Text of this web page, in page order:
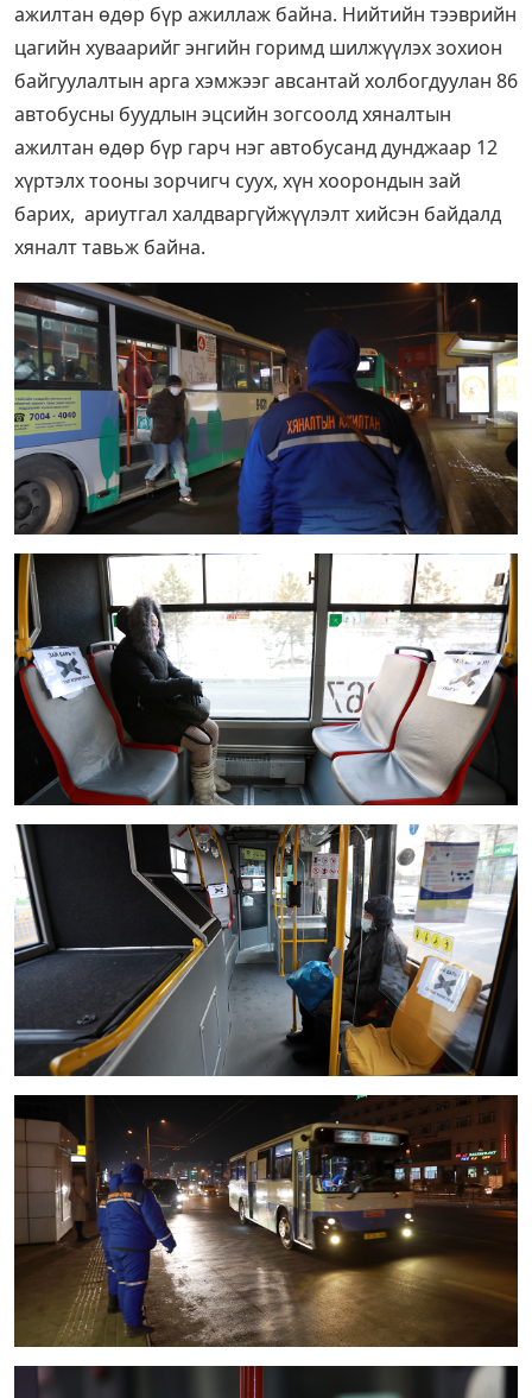
ажилтан өдөр бүр ажиллаж байна. Нийтийн тээврийн
цагийн хуваарийг энгийн горимд шилжүүлэх зохион
байгуулалтын арга хэмжээг авсантай холбогдуулан 86
автобусны буудлын эцсийн зогсоолд хяналтын
ажилтан өдөр бүр гарч нэг автобусанд дунджаар 12
хүртэлх тооны зорчигч суух, хүн хоорондын зай
барих, ариутгал халдваргүйжүүлэлт хийсэн байдалд
хяналт тавьж байна.